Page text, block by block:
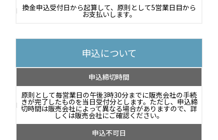
換金申込受付日から起算して、原則として5営業日目から
お支払いします。
申込について
申込締切時間
原則として毎営業日の午後3時30分までに販売会社の手続
きが完了したものを当日受付分とします。ただし、申込締
切時間は販売会社によって異なる場合がありますので、詳
しくは販売会社にご確認ください。
申込不可日